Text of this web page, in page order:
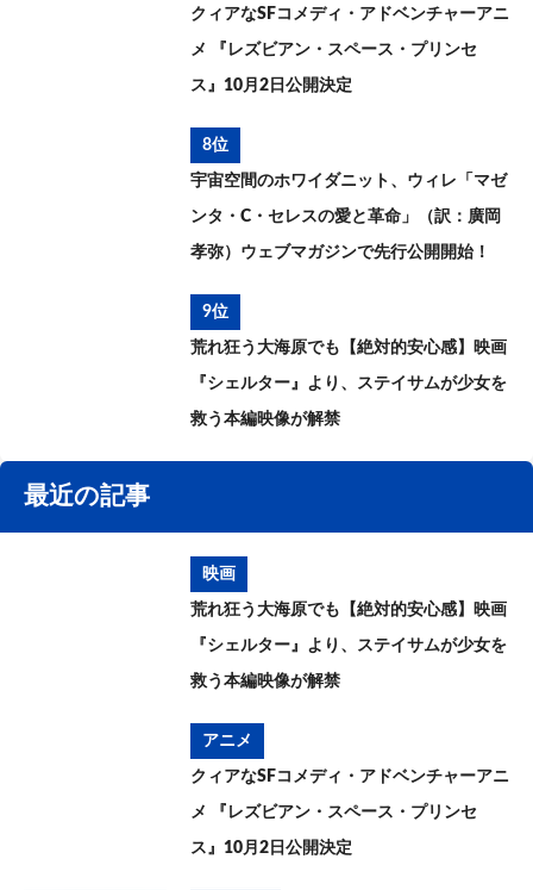
クィアなSFコメディ・アドベンチャーアニ
メ 『レズビアン・スペース・プリンセ
ス』10月2日公開決定
8位
宇宙空間のホワイダニット、ウィレ「マゼ
ンタ・C・セレスの愛と革命」（訳：廣岡
孝弥）ウェブマガジンで先行公開開始！
9位
荒れ狂う大海原でも【絶対的安心感】映画
『シェルター』より、ステイサムが少女を
救う本編映像が解禁
最近の記事
映画
荒れ狂う大海原でも【絶対的安心感】映画
『シェルター』より、ステイサムが少女を
救う本編映像が解禁
アニメ
クィアなSFコメディ・アドベンチャーアニ
メ 『レズビアン・スペース・プリンセ
ス』10月2日公開決定